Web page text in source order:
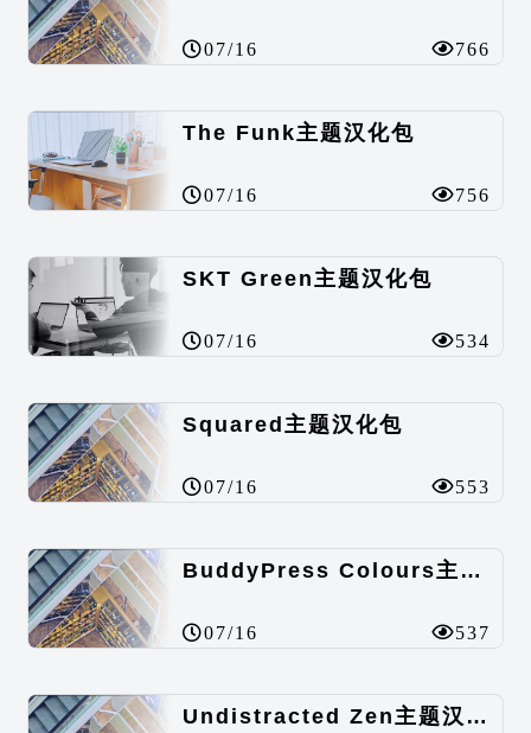
07/16 766
The Funk主题汉化包
07/16 756
SKT Green主题汉化包
07/16 534
Squared主题汉化包
07/16 553
BuddyPress Colours主题汉化包
07/16 537
Undistracted Zen主题汉化包